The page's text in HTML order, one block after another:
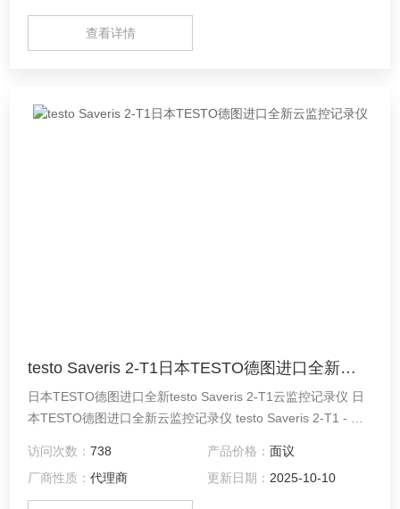
查看详情
testo Saveris 2-T1日本TESTO德图进口全新云监控记录仪
日本TESTO德图进口全新testo Saveris 2-T1云监控记录仪 日
本TESTO德图进口全新云监控记录仪 testo Saveris 2-T1 - 云
访问次数：738 产品价格： 面议
厂商性质：代理商 更新日期： 2025-10-10